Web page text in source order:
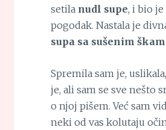
setila nudl supe, i bio
pogodak. Nastala je
supa sa sušenim
Spremila sam je,
je, ali sam se sve nešto
o njoj pišem. Već sam
neki od vas kolutaju